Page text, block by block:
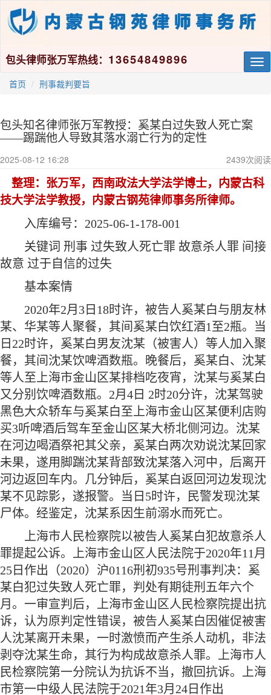
包头律师张万军热线： 13654849896
首页 刑事裁判要旨
包头知名律师张万军教授：奚某白过失致人死亡案
——踢踹他人导致其落水溺亡行为的定性
2025-08-12 16:28 2439次阅读
整理：张万军，西南政法大学法学博士，内蒙古科
技大学法学教授，内蒙古钢苑律师事务所律师。
入库编号： 2025-06-1-178-001
关键词 刑事 过失致人死亡罪 故意杀人罪 间接
故意 过于自信的过失
基本案情
2020年2月3日18时许，被告人奚某白与朋友林
某、华某等人聚餐，其间奚某白饮红酒1至2瓶。当
日22时许，奚某白男友沈某（被害人）等人加入聚
餐，其间沈某饮啤酒数瓶。晚餐后，奚某白、沈某
等人至上海市金山区某排档吃夜宵，沈某与奚某白
又分别饮啤酒数瓶。2月4日 2时20分许，沈某驾驶
黑色大众轿车与奚某白至上海市金山区某便利店购
买3听啤酒后驾车至金山区某大桥北侧河边。沈某
在河边喝酒祭祀其父亲，奚某白两次劝说沈某回家
未果，遂用脚踹沈某背部致沈某落入河中，后离开
河边返回车内。几分钟后，奚某白返回河边发现沈
某不见踪影，遂报警。当日5时许，民警发现沈某
尸体。经鉴定，沈某系因生前溺水而死亡。
上海市人民检察院以被告人奚某白犯故意杀人
罪提起公诉。上海市金山区人民法院于2020年11月
25日作出（2020）沪0116刑初935号刑事判决：奚
某白犯过失致人死亡罪，判处有期徒刑五年六个
月。一审宣判后，上海市金山区人民检察院提出抗
诉，认为原判定性错误，被告人奚某白因催促被害
人沈某离开未果，一时激愤而产生杀人动机，非法
剥夺沈某生命，其行为构成故意杀人罪。上海市人
民检察院第一分院认为抗诉不当，撤回抗诉。上海
市第一中级人民法院于2021年3月24日作出